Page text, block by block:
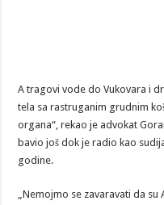
A tragovi vode do Vukovara i
tela sa rastruganim grudnim
organa“, rekao je advokat
bavio još dok je radio kao
godine.
„Nemojmo se zavaravati da su